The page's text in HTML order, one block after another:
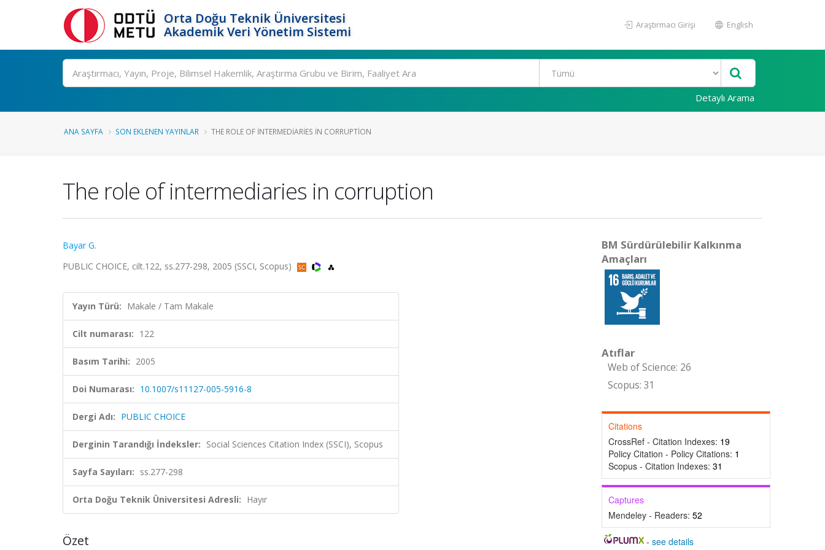
Orta Doğu Teknik Üniversitesi
Akademik Veri Yönetim Sistemi
Araştırmacı Girişi English
Ara
Detaylı Arama
ANA SAYFA SON EKLENEN YAYINLAR THE ROLE OF INTERMEDIARIES IN CORRUPTION
The role of intermediaries in corruption
Bayar G.
PUBLIC CHOICE, cilt.122, ss.277-298, 2005 (SSCI, Scopus)
Yayın Türü: Makale / Tam Makale
Cilt numarası: 122
Basım Tarihi: 2005
Doi Numarası: 10.1007/s11127-005-5916-8
Dergi Adı: PUBLIC CHOICE
Derginin Tarandığı İndeksler: Social Sciences Citation Index (SSCI), Scopus
Sayfa Sayıları: ss.277-298
Orta Doğu Teknik Üniversitesi Adresli: Hayır
Özet
BM Sürdürülebilir Kalkınma
Amaçları
Atıflar
Web of Science: 26
Scopus: 31
Citations
CrossRef - Citation Indexes: 19
Policy Citation - Policy Citations: 1
Scopus - Citation Indexes: 31
Captures
Mendeley - Readers: 52
-see details